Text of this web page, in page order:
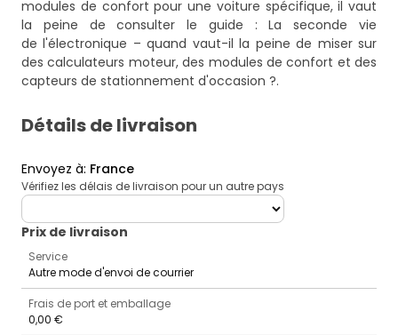
modules de confort pour une voiture spécifique, il vaut
la peine de consulter le guide :La seconde vie
de l'électronique – quand vaut-il la peine de miser sur
des calculateurs moteur, des modules de confort et des
capteurs de stationnement d'occasion ?.
Détails de livraison
Envoyez à: France
Vérifiez les délais de livraison pour un autre pays
deliveryCountry
Prix ​​de livraison
Service
Autre mode d'envoi de courrier
Frais de port et emballage
0,00 €